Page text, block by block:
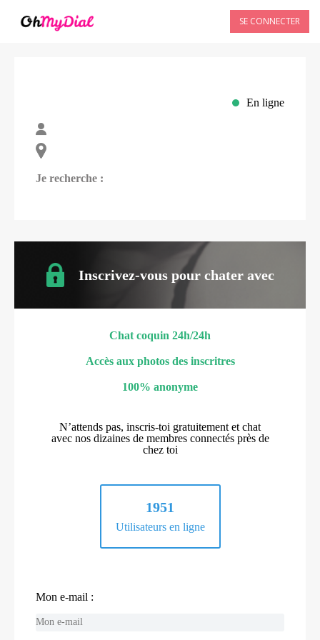
SE CONNECTER
En ligne
Je recherche :
Inscrivez-vous pour chater avec
Chat coquin 24h/24h
Accès aux photos des inscritres
100% anonyme
N’attends pas, inscris-toi gratuitement et chat
avec nos dizaines de membres connectés près de
chez toi
1951
Utilisateurs en ligne
Mon e-mail :